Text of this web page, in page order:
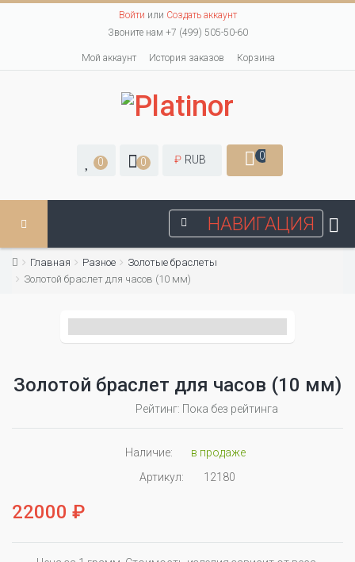
Войти или Создать аккаунт
Звоните нам +7 (499) 505-50-60
Мой аккаунт История заказов Корзина
0 0 ₽ RUB 0
НАВИГАЦИЯ
Главная Разное
Золотые браслеты
Золотой браслет для часов (10 мм)
Золотой браслет для часов (10 мм)
Рейтинг: Пока без рейтинга
Наличие:
в продаже
Артикул:
12180
22000 ₽